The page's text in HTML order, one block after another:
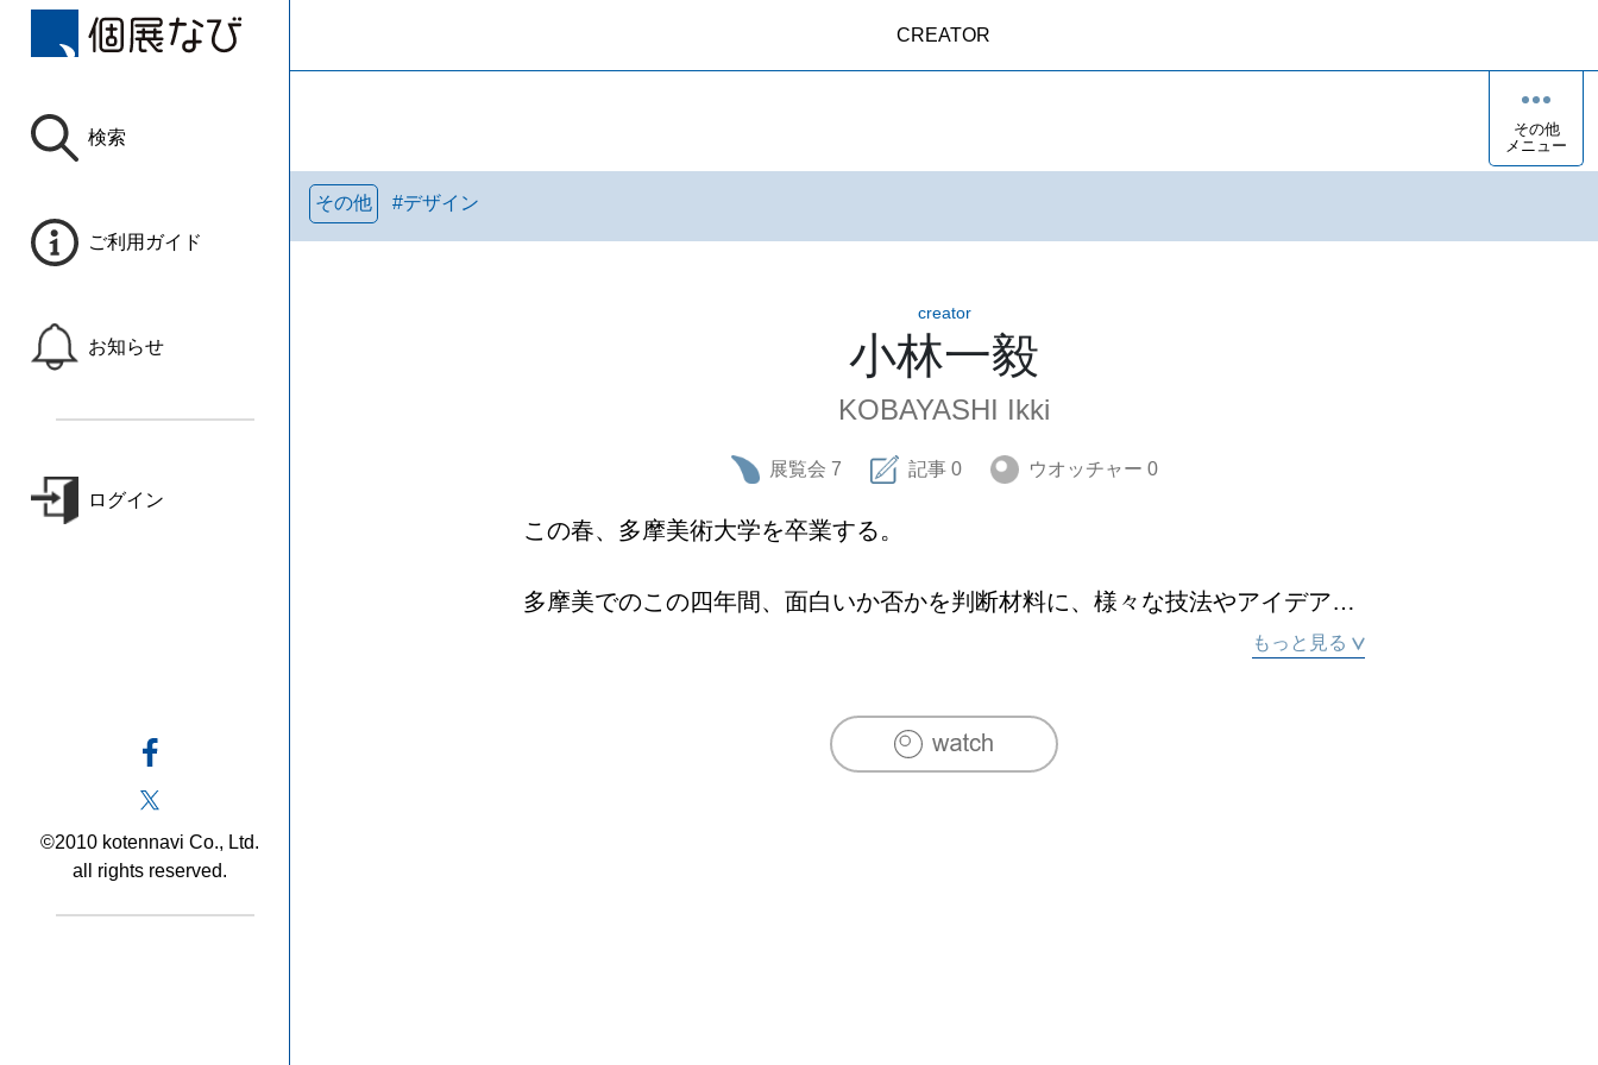
検索
ご利用ガイド
お知らせ
ログイン
©2010 kotennavi Co., Ltd.
all rights reserved.
CREATOR
その他
メニュー
その他 #デザイン
creator
小林一毅
KOBAYASHI Ikki
展覧会 7 記事 0 ウオッチャー 0
この春、多摩美術大学を卒業する。
多摩美でのこの四年間、面白いか否かを判断材料に、様々な技法やアイデアを
試しては失敗し、成功してはまた新しいことを試してきた。制作において一貫
結果として僕が四年間で制作した作品で何一つ社会の役に立ったものはないか
もっと見る